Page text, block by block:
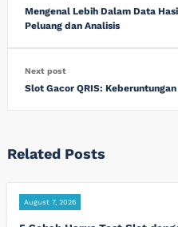
Mengenal Lebih Dalam Data
Peluang dan Analisis
Next post
Slot Gacor QRIS:
Related Posts
August 7, 2026